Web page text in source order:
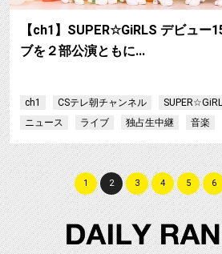
【ch1】SUPER☆GiRLS デビュー
ブを２部公演ともに…
ch1 CSテレ朝チャンネル
ニュース
ライブ 独占生中継 音楽
1 2 3 4 5 6